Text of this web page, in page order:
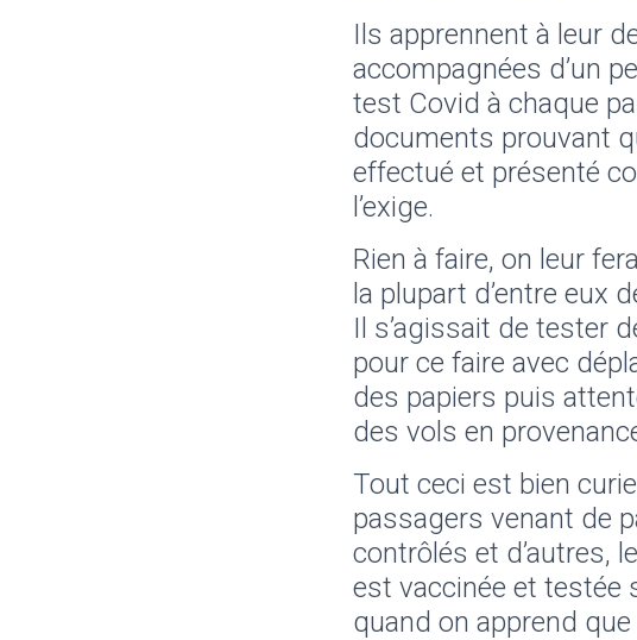
Ils apprennent à leur
accompagnées d’un
test Covid à chaque
documents prouvant
effectué et présenté
l’exige.
Rien à faire, on leur
la plupart d’entre eux
Il s’agissait de tester
pour ce faire avec
des papiers puis
des vols en
Tout ceci est bien
passagers venant de
contrôlés et d’autres,
est vaccinée et testée
quand on apprend